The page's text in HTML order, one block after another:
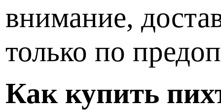
внимание,
только по
Как купить